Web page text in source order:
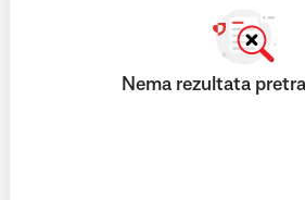
Nema rezultata